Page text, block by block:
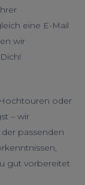
eine E-Mail
wir
oder
– wir
passenden
gut vorbereitet